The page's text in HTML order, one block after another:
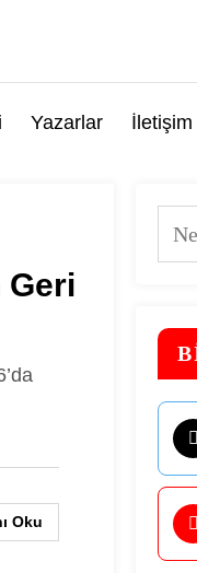
Yazarlar İletişim
Oku
Ara